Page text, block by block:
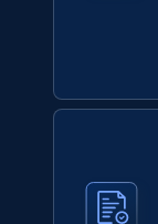
Ikea -
Description,
count, Main
eCommerce